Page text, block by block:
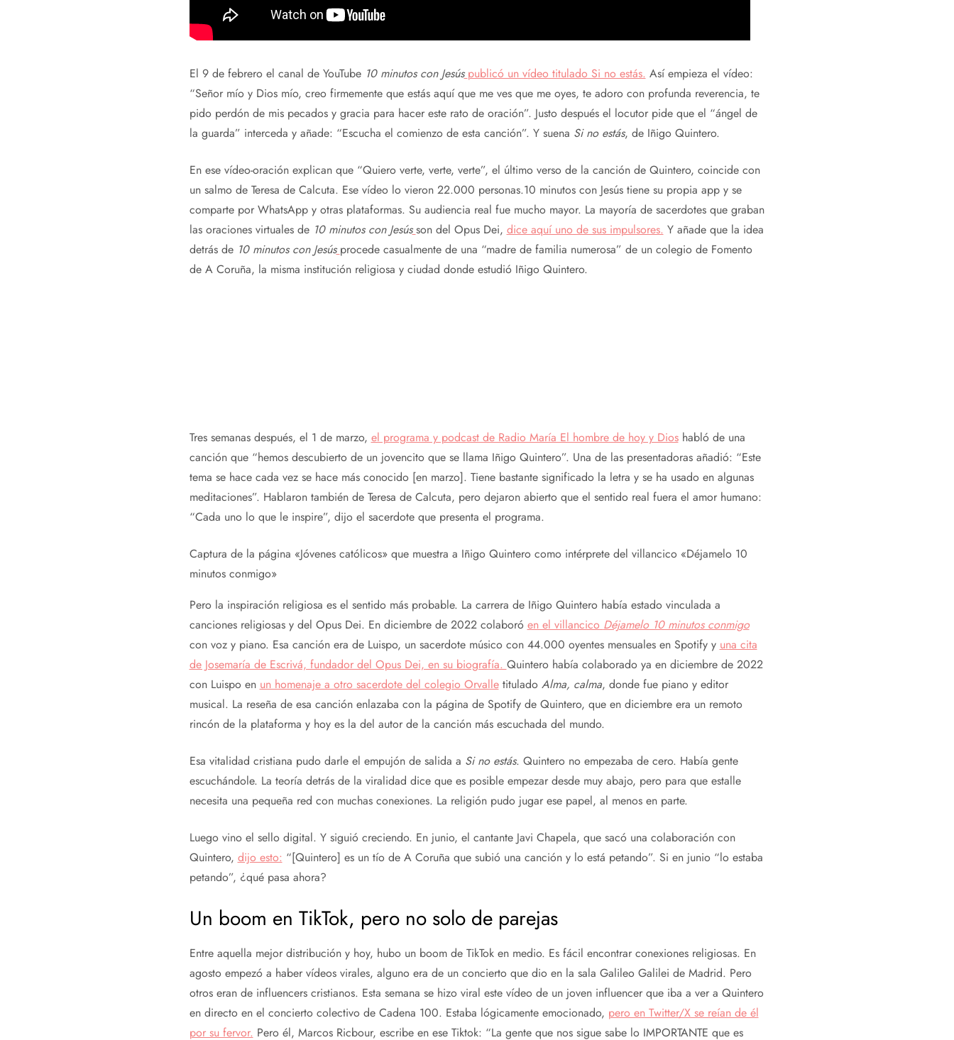
El 9 de febrero el canal de YouTube 10 minutos con Jesús publicó un vídeo titulado Si no estás. Así empieza el vídeo:
“Señor mío y Dios mío, creo firmemente que estás aquí que me ves que me oyes, te adoro con profunda reverencia, te
pido perdón de mis pecados y gracia para hacer este rato de oración”. Justo después el locutor pide que el “ángel de
la guarda” interceda y añade: “Escucha el comienzo de esta canción”. Y suena Si no estás, de Iñigo Quintero.
En ese vídeo-oración explican que “Quiero verte, verte, verte”, el último verso de la canción de Quintero, coincide con
un salmo de Teresa de Calcuta. Ese vídeo lo vieron 22.000 personas.10 minutos con Jesús tiene su propia app y se
comparte por WhatsApp y otras plataformas. Su audiencia real fue mucho mayor. La mayoría de sacerdotes que graban
las oraciones virtuales de 10 minutos con Jesús son del Opus Dei, dice aquí uno de sus impulsores. Y añade que la idea
detrás de 10 minutos con Jesús procede casualmente de una “madre de familia numerosa” de un colegio de Fomento
de A Coruña, la misma institución religiosa y ciudad donde estudió Iñigo Quintero.
Tres semanas después, el 1 de marzo, el programa y podcast de Radio María El hombre de hoy y Dioshabló de una
canción que “hemos descubierto de un jovencito que se llama Iñigo Quintero”. Una de las presentadoras añadió: “Este
tema se hace cada vez se hace más conocido [en marzo]. Tiene bastante significado la letra y se ha usado en algunas
meditaciones”. Hablaron también de Teresa de Calcuta, pero dejaron abierto que el sentido real fuera el amor humano:
“Cada uno lo que le inspire”, dijo el sacerdote que presenta el programa.
Captura de la página «Jóvenes católicos» que muestra a Iñigo Quintero como intérprete del villancico «Déjamelo 10
minutos conmigo»
Pero la inspiración religiosa es el sentido más probable. La carrera de Iñigo Quintero había estado vinculada a
canciones religiosas y del Opus Dei. En diciembre de 2022 colaboró en el villancico Déjamelo 10 minutos conmigo
con voz y piano. Esa canción era de Luispo, un sacerdote músico con 44.000 oyentes mensuales en Spotify y una cita
de Josemaría de Escrivá, fundador del Opus Dei, en su biografía. Quintero había colaborado ya en diciembre de 2022
con Luispo en un homenaje a otro sacerdote del colegio Orvalletitulado Alma, calma, donde fue piano y editor
musical. La reseña de esa canción enlazaba con la página de Spotify de Quintero, que en diciembre era un remoto
rincón de la plataforma y hoy es la del autor de la canción más escuchada del mundo.
Esa vitalidad cristiana pudo darle el empujón de salida a Si no estás. Quintero no empezaba de cero. Había gente
escuchándole. La teoría detrás de la viralidad dice que es posible empezar desde muy abajo, pero para que estalle
necesita una pequeña red con muchas conexiones. La religión pudo jugar ese papel, al menos en parte.
Luego vino el sello digital. Y siguió creciendo. En junio, el cantante Javi Chapela, que sacó una colaboración con
Quintero, dijo esto: “[Quintero] es un tío de A Coruña que subió una canción y lo está petando”. Si en junio “lo estaba
petando”, ¿qué pasa ahora?
Un boom en TikTok, pero no solo de parejas
Entre aquella mejor distribución y hoy, hubo un boom de TikTok en medio. Es fácil encontrar conexiones religiosas. En
agosto empezó a haber vídeos virales, alguno era de un concierto que dio en la sala Galileo Galilei de Madrid. Pero
otros eran de influencers cristianos. Esta semana se hizo viral este vídeo de un joven influencer que iba a ver a Quintero
en directo en el concierto colectivo de Cadena 100. Estaba lógicamente emocionado, pero en Twitter/X se reían de él
por su fervor. Pero él, Marcos Ricbour, escribe en ese Tiktok: “La gente que nos sigue sabe lo IMPORTANTE que es